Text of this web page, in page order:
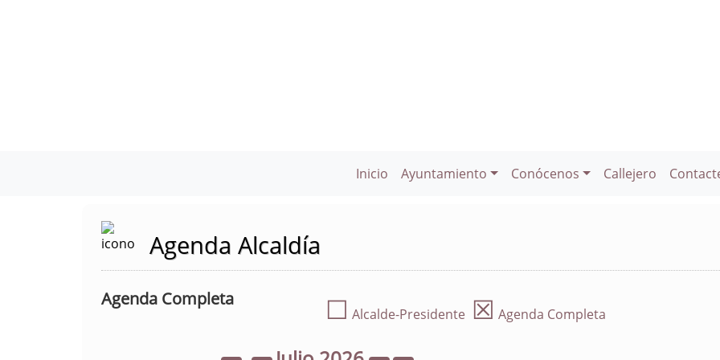
Inicio Ayuntamiento Conócenos Callejero
Agenda Alcaldía
Agenda Completa ☐ Alcalde-Presidente ☒ Agenda Completa